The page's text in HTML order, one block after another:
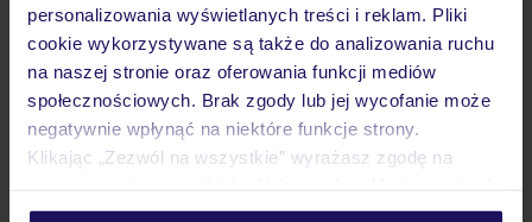
personalizowania wyświetlanych treści i reklam. Pliki
cookie wykorzystywane są także do analizowania ruchu
na naszej stronie oraz oferowania funkcji mediów
społecznościowych. Brak zgody lub jej wycofanie może
negatywnie wpłynąć na niektóre funkcje strony.
Klikając „Zezwól na wszystkie” wyrażasz zgodę na
personalizować swój wybór wchodząc w zakładkę
Pokoje
Wyżywienie